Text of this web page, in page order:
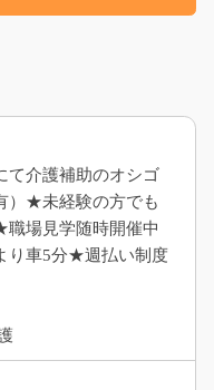
介護補助のオシゴ
）★未経験の方でも
場見学随時開催中
り車5分★週払い制度